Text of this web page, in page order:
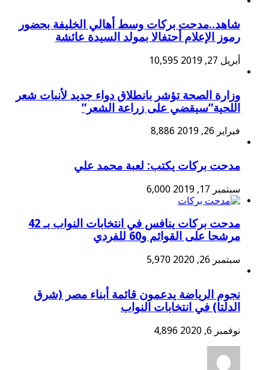
شاهد..مدحت بركات وسط أهالي الخليفة بحضور
رموز الإعلام أحتفالا بمولد السيدة عائشة
أبريل 27, 2019 10,595
وزارة الصحة تؤشر بانطلاق دواء جديد لأنبات شعر
اللحية”سيقضي على زراعة الشعر”
فبراير 26, 2019 8,886
مدحت بركات يكتب: لعبة محمد علي
سبتمبر 17, 2019 6,000
مدحت بركات ينافس في انتخابات النواب بـ 42
مرشحا على القوائم و60 للفردي
سبتمبر 26, 2020 5,970
نجوم الرياضة يدعمون قائمة أبناء مصر (شرق
الدلتا) في انتخابات النواب
نوفمبر 6, 2020 4,896